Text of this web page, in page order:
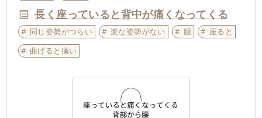
長く座っていると背中が痛くなってくる
同じ姿勢がつらい 楽な姿勢がない 腰
座ると
曲げると痛い